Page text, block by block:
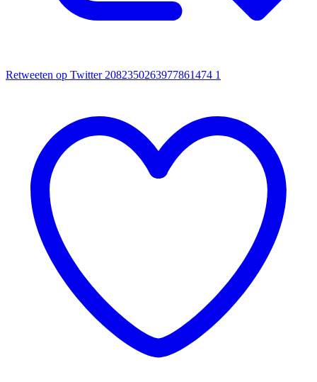
Retweeten op Twitter 2082350263977861474 1